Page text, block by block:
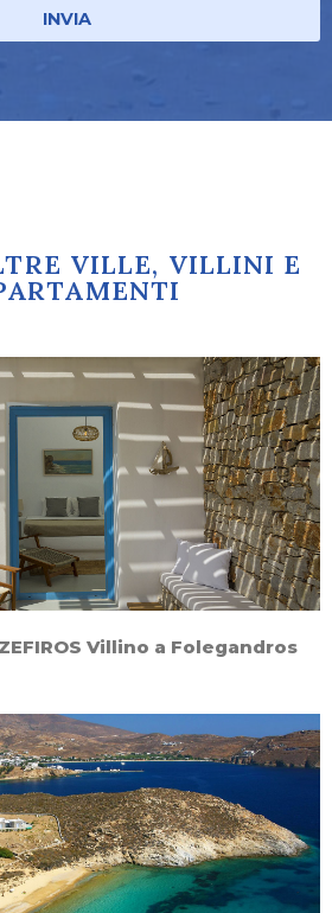
INVIA
VILLE, VILLINI E
ZEFIROS Villino a Folegandros